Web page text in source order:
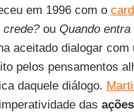
em 1996 com o
crede?ou Quando entra
aceitado dialogar com
pelos pensamentos
daquele diálogo.
das